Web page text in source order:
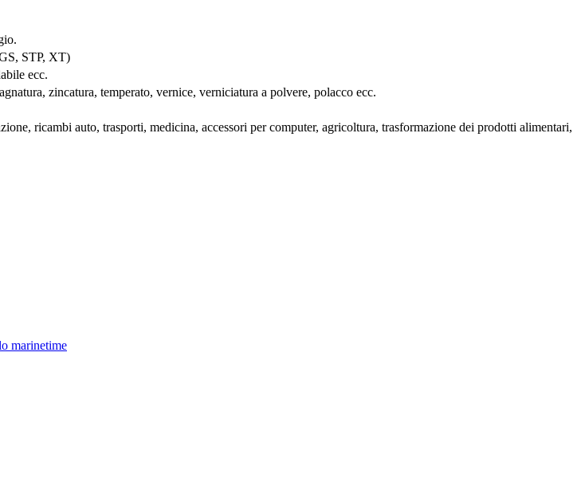
STP, XT)
ecc.
zincatura, temperato, vernice, verniciatura a polvere, polacco ecc.
ricambi auto, trasporti, medicina, accessori per computer, agricoltura, trasformazione dei prodotti alimentari,
marinetime